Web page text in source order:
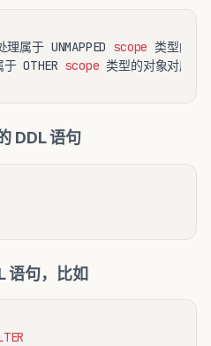
属于 UNMAPPED scope 类型的对
OTHER scope
DDL 语句
语句，比如